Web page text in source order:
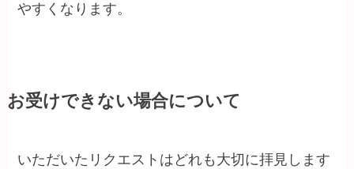
やすくなります。
お受けできない場合について
いただいたリクエストはどれも大切に拝見します